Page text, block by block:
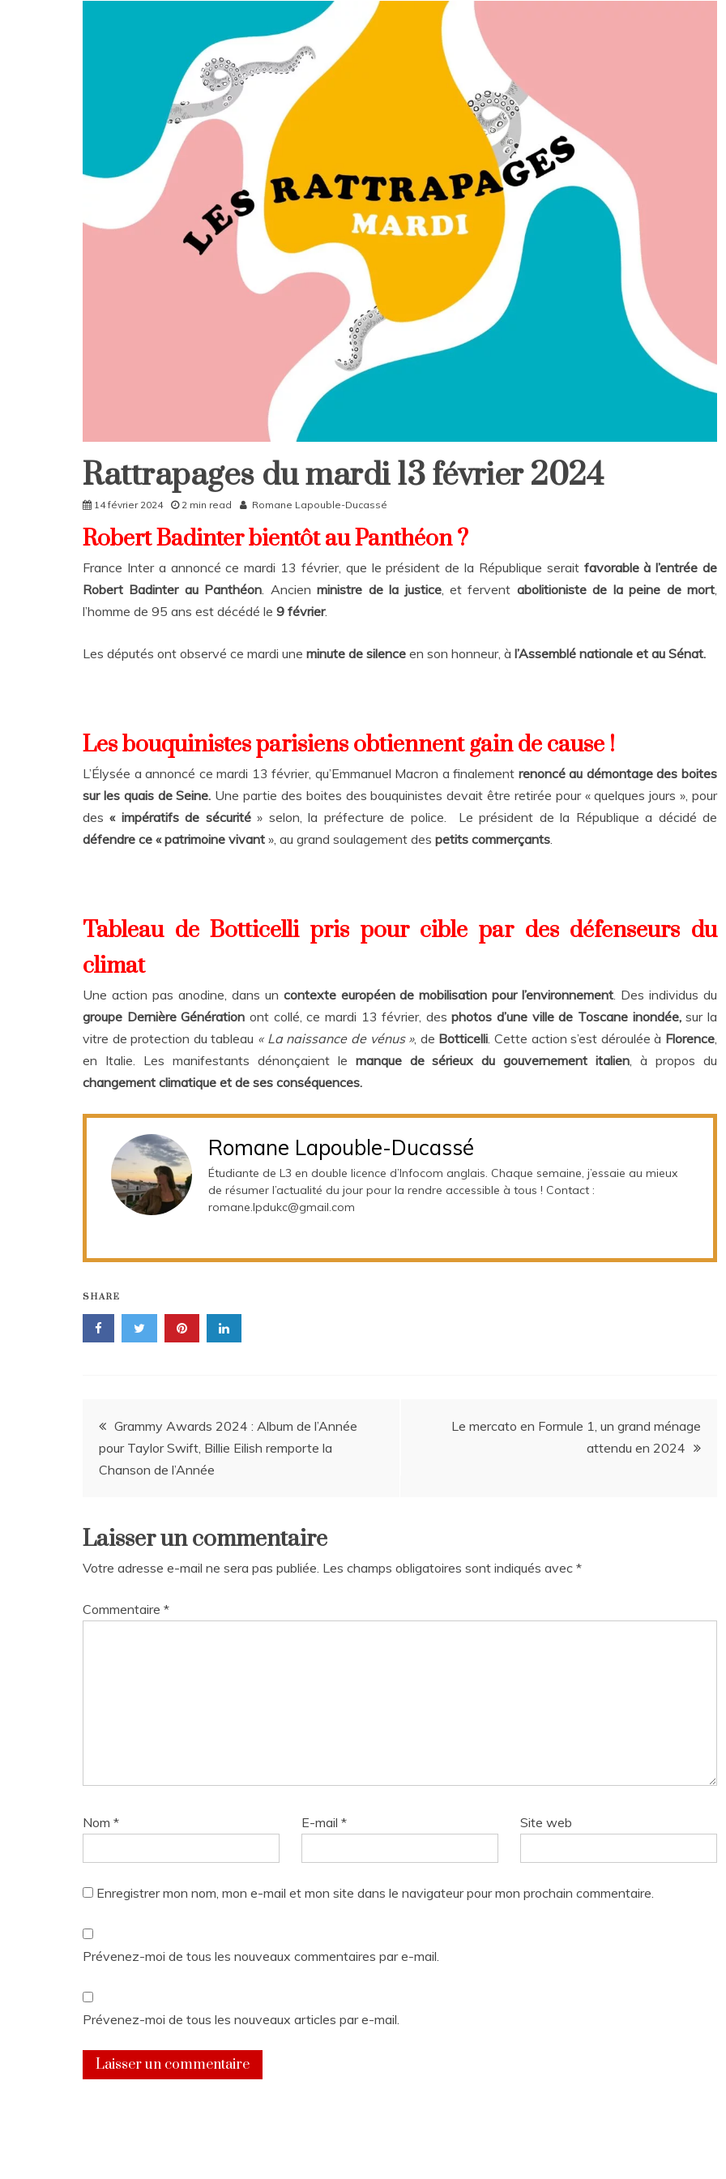
Rattrapages
Rattrapages du mardi 13 février 2024
14 février 2024 2 min read Romane Lapouble-Ducassé
Robert Badinter bientôt au Panthéon ?
France Inter a annoncé ce mardi 13 février, que le président de la République serait favorable à l’entrée de
Robert Badinter au Panthéon. Ancienministre de la justice, et fervent abolitioniste de la peine de mort,
l’homme de 95 ans est décédé le 9 février.
Les députés ont observé ce mardi une minute de silence en son honneur, à l’Assemblé nationale et au Sénat.
Les bouquinistes parisiens obtiennent gain de cause !
L’Élysée a annoncé ce mardi 13 février, qu’Emmanuel Macron a finalement renoncé au démontage des boites
sur les quais de Seine. Une partie des boites des bouquinistes devait être retirée pour « quelques jours », pour
des« impératifs de sécurité» selon, la préfecture de police. Le président de la République a décidé de
défendre ce « patrimoine vivant », au grand soulagement des petits commerçants.
Tableau de Botticelli pris pour cible par des défenseurs du
climat
Une action pas anodine, dans un contexte européen de mobilisation pour l’environnement. Des individus du
groupe Dernière Génération ont collé, ce mardi 13 février, desphotos d’une ville de Toscane inondée,sur la
vitre de protection du tableau « La naissance de vénus », de Botticelli. Cette action s’est déroulée à Florence,
en Italie. Les manifestants dénonçaient le manque de sérieux du gouvernement italien, à propos du
changement climatique et de ses conséquences.
Romane Lapouble-Ducassé
Étudiante de L3 en double licence d’Infocom anglais. Chaque semaine, j’essaie au mieux
de résumer l’actualité du jour pour la rendre accessible à tous ! Contact :
romane.lpdukc@gmail.com
SHARE
Navigation
de
Grammy Awards 2024 : Album de l’Année
pour Taylor Swift, Billie Eilish remporte la
Chanson de l’Année
Le mercato en Formule 1, un grand ménage
attendu en 2024
Laisser un commentaire
Votre adresse e-mail ne sera pas publiée. Les champs obligatoires sont indiqués avec *
Commentaire *
Nom * E-mail* Site web
Enregistrer mon nom, mon e-mail et mon site dans le navigateur pour mon prochain commentaire.
Prévenez-moi de tous les nouveaux commentaires par e-mail.
Prévenez-moi de tous les nouveaux articles par e-mail.